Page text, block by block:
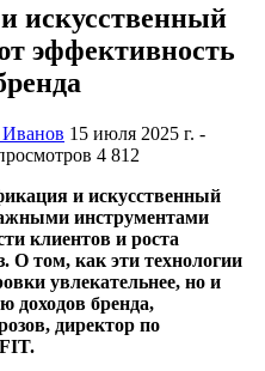
искусственный
эффективность
15 июля 2025 г. -
4 812
и искусственный
инструментами
клиентов и роста
О том, как эти технологии
увлекательнее, но и
доходов бренда,
директор по